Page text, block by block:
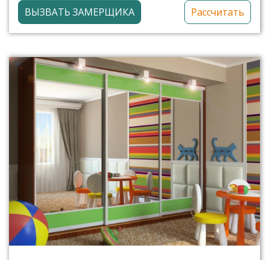
ВЫЗВАТЬ ЗАМЕРЩИКА Рассчитать